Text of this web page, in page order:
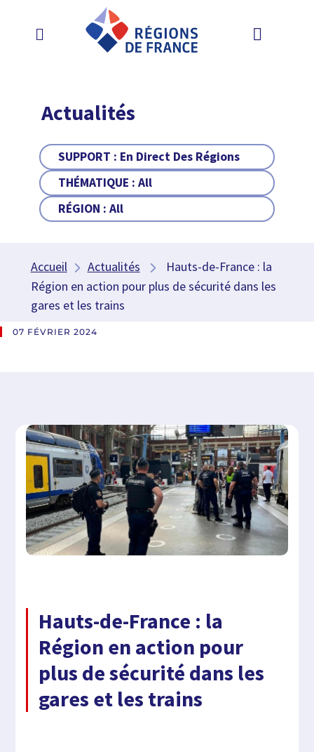
Actualités
SUPPORT : En Direct Des Régions
THÉMATIQUE :All
RÉGION :All
Accueil Actualités
Hauts-de-France : la
Région en action pour plus de sécurité dans les
gares et les trains
07 FÉVRIER 2024
Hauts-de-France : la
Région en action pour
plus de sécurité dans les
gares et les trains